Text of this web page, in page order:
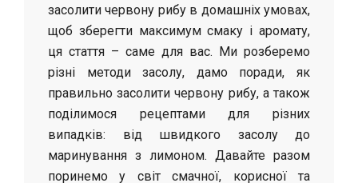
засолити червону рибу в домашніх умовах,
щоб зберегти максимум смаку і аромату,
ця стаття – саме для вас. Ми розберемо
різні методи засолу, дамо поради, як
правильно засолити червону рибу, а також
поділимося рецептами для різних
випадків: від швидкого засолу до
маринування з лимоном. Давайте разом
поринемо у світ смачної, корисної та